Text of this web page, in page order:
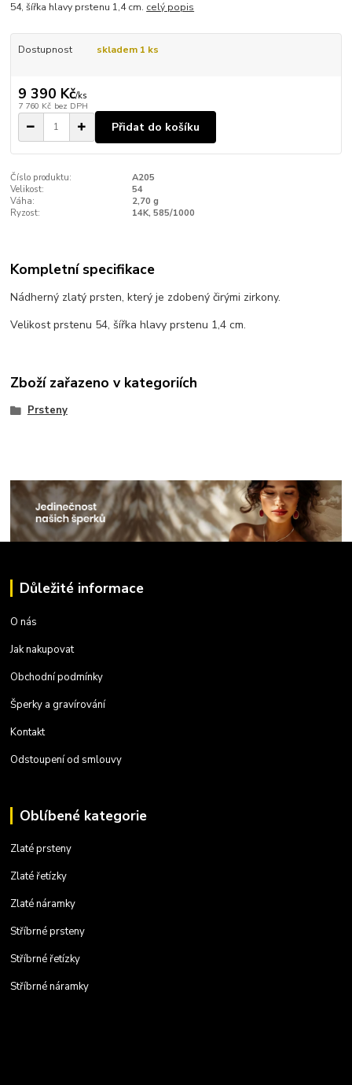
54, šířka hlavy prstenu 1,4 cm. celý popis
Dostupnost skladem 1 ks
9 390 Kč/ks
7 760 Kč bez DPH
Přidat do košíku
Číslo produktu:
A205
Velikost:
54
Váha:
2,70 g
Ryzost:
14K, 585/1000
Kompletní specifikace
Nádherný zlatý prsten, který je zdobený čirými zirkony.
Velikost prstenu 54, šířka hlavy prstenu 1,4 cm.
Zboží zařazeno v kategoriích
Prsteny
Důležité informace
O nás
Jak nakupovat
Obchodní podmínky
Šperky a gravírování
Kontakt
Odstoupení od smlouvy
Oblíbené kategorie
Zlaté prsteny
Zlaté řetízky
Zlaté náramky
Stříbrné prsteny
Stříbrné řetízky
Stříbrné náramky